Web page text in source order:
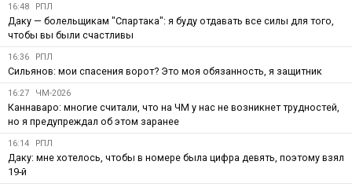
16:48 РПЛ
Даку — болельщикам "Спартака": я буду отдавать все силы для того,
чтобы вы были счастливы
16:36 РПЛ
Сильянов: мои спасения ворот? Это моя обязанность, я защитник
16:27 ЧМ-2026
Каннаваро: многие считали, что на ЧМ у нас не возникнет трудностей,
но я предупреждал об этом заранее
16:14 РПЛ
Даку: мне хотелось, чтобы в номере была цифра девять, поэтому взял
19-й